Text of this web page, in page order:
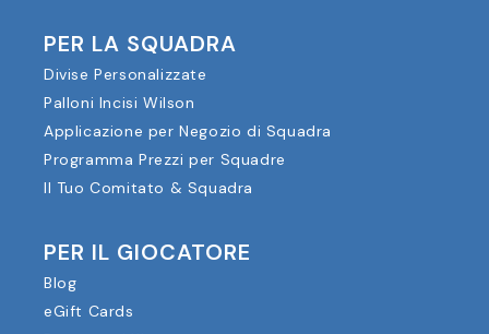
PER LA SQUADRA
Divise Personalizzate
Palloni Incisi Wilson
Applicazione per Negozio di Squadra
Programma Prezzi per Squadre
Il Tuo Comitato & Squadra
PER IL GIOCATORE
Blog
eGift Cards